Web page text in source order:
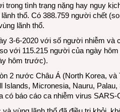
trong tình trạng nặng hay nguy
thổ. Có 388.759 người chết
lãnh thổ.
3-6-2020 với số người nhiễm và
với 115.215 người của ngày
hôm trước).
2 nước Châu Á (North Korea,
Micronesia, Nauru, Palau,
có báo cáo ca nhiễm virus SARS-